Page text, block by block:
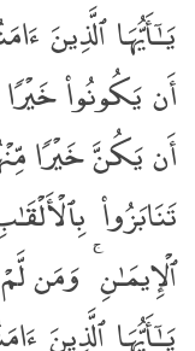
يَـٰٓأَيُّهَا ٱلَّذِينَ
أَن يَكُونُوا۟
أَن يَكُنَّ خَيْرًۭا
تَنَابَزُوا۟
ٱلْإِيمَـٰنِ ۚ وَمَن
يَـٰٓأَيُّهَا ٱلَّذِينَ